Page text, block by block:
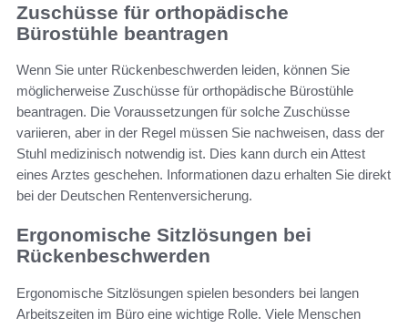
Zuschüsse für orthopädische
Bürostühle beantragen
Wenn Sie unter Rückenbeschwerden leiden, können Sie
möglicherweise Zuschüsse für orthopädische Bürostühle
beantragen. Die Voraussetzungen für solche Zuschüsse
variieren, aber in der Regel müssen Sie nachweisen, dass der
Stuhl medizinisch notwendig ist. Dies kann durch ein Attest
eines Arztes geschehen. Informationen dazu erhalten Sie direkt
bei der Deutschen Rentenversicherung.
Ergonomische Sitzlösungen bei
Rückenbeschwerden
Ergonomische Sitzlösungen spielen besonders bei langen
Arbeitszeiten im Büro eine wichtige Rolle. Viele Menschen